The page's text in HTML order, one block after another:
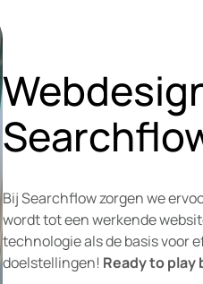
Bij Searchflow zorgen we
wordt tot een werkende
technologie als de basis voor
doelstellingen! Ready to play